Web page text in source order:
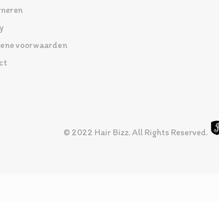
voorwaarden
© 2022 Hair Bizz. All Rights Reserved.